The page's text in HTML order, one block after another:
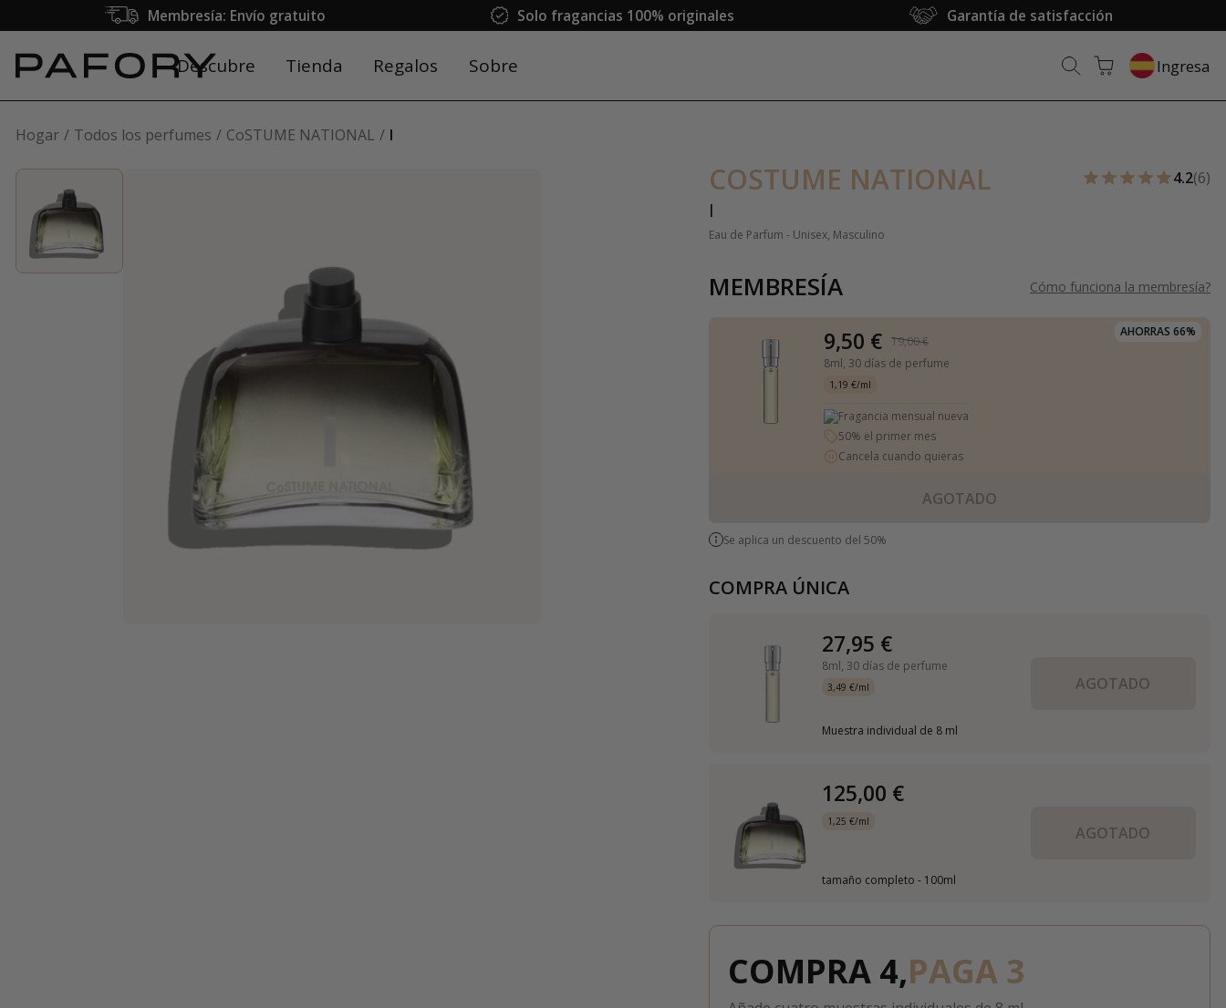
Membresía: Envío gratuito Solo fragancias 100% originales Garantía de satisfacción
Descubre Tienda Regalos Sobre Ingresa
Hogar Todos los perfumes CoSTUME NATIONAL I
COSTUME NATIONAL
I
Eau de Parfum - Unisex, Masculino
4.2(6)
MEMBRESÍA Cómo funciona la membresía?
AHORRAS 66%
9,50 €
19,00 €
8ml, 30 días de perfume
1,19 €/ml
Fragancia mensual nueva
50% el primer mes
Cancela cuando quieras
AGOTADO
Se aplica un descuento del 50%
COMPRA ÚNICA
27,95 €
8ml, 30 días de perfume
3,49 €/ml
Muestra individual de 8 ml
AGOTADO
125,00 €
1,25 €/ml
tamaño completo - 100ml
AGOTADO
COMPRA 4,PAGA 3